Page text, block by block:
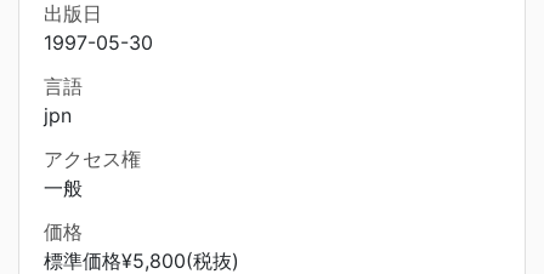
出版日
1997-05-30
言語
jpn
アクセス権
一般
価格
標準価格¥5,800(税抜)